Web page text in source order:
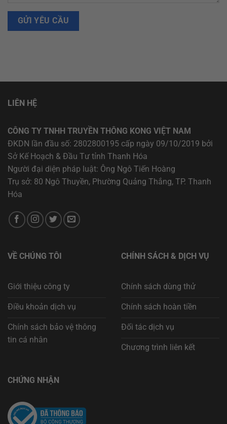
LIÊN HỆ
CÔNG TY TNHH TRUYỀN THÔNG KONG VIỆT NAM
ĐKDN lần đầu số: 2802800195 cấp ngày 09/10/2019 bởi
Sở Kế Hoạch & Đầu Tư tỉnh Thanh Hóa
Người đại diện pháp luật: Ông Ngô Tiến Hoàng
Trụ sở: 80 Ngô Thuyền, Phường Quảng Thắng, TP. Thanh
Hóa
VỀ CHÚNG TÔI
Giới thiệu công ty
Điều khoản dịch vụ
Chính sách bảo vệ thông
tin cá nhân
CHÍNH SÁCH & DỊCH VỤ
Chính sách dùng thử
Chính sách hoàn tiền
Đối tác dịch vụ
Chương trình liên kết
CHỨNG NHẬN